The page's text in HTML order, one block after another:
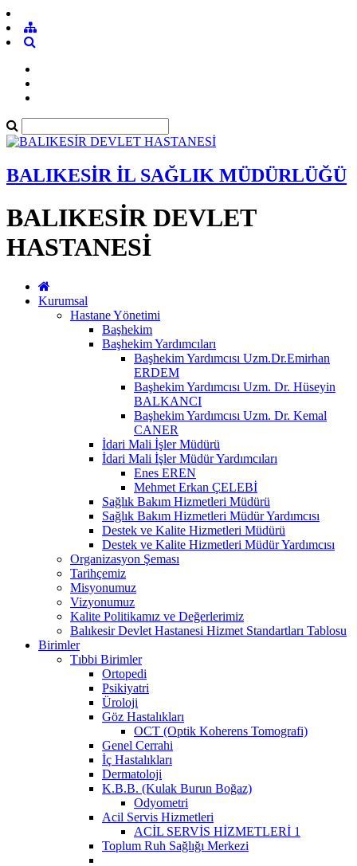
BALIKESİR İL SAĞLIK MÜDÜRLÜĞÜ
BALIKESİR DEVLET
HASTANESİ
Kurumsal
Hastane Yönetimi
Başhekim
Başhekim Yardımcıları
Başhekim Yardımcısı Uzm.Dr.Emirhan
ERDEM
Başhekim Yardımcısı Uzm. Dr. Hüseyin
BALKANCI
Başhekim Yardımcısı Uzm. Dr. Kemal
CANER
İdari Mali İşler Müdürü
İdari Mali İşler Müdür Yardımcıları
Enes EREN
Mehmet Erkan ÇELEBİ
Sağlık Bakım Hizmetleri Müdürü
Sağlık Bakım Hizmetleri Müdür Yardımcısı
Destek ve Kalite Hizmetleri Müdürü
Destek ve Kalite Hizmetleri Müdür Yardımcısı
Organizasyon Şeması
Tarihçemiz
Misyonumuz
Vizyonumuz
Kalite Politikamız ve Değerlerimiz
Balıkesir Devlet Hastanesi Hizmet Standartları Tablosu
Birimler
Tıbbi Birimler
Ortopedi
Psikiyatri
Üroloji
Göz Hastalıkları
OCT (Optik Koherens Tomografi)
Genel Cerrahi
İç Hastalıkları
Dermatoloji
K.B.B. (Kulak Burun Boğaz)
Odyometri
Acil Servis Hizmetleri
ACİL SERVİS HİZMETLERİ 1
Toplum Ruh Sağlığı Merkezi